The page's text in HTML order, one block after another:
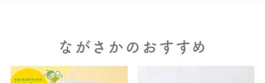
ながさかのおすすめ